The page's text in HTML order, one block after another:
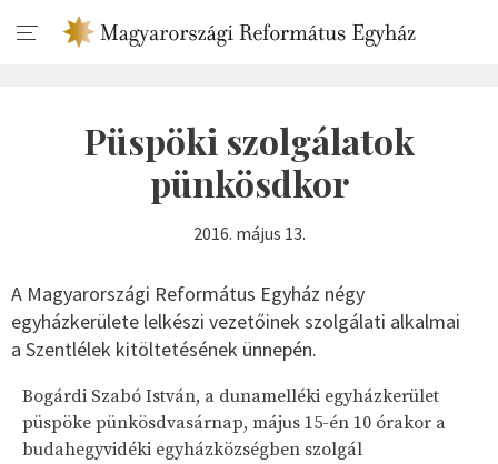
Püspöki szolgálatok
pünkösdkor
2016. május 13.
A Magyarországi Református Egyház négy
egyházkerülete lelkészi vezetőinek szolgálati alkalmai
a Szentlélek kitöltetésének ünnepén.
Bogárdi Szabó István, a dunamelléki egyházkerület
püspöke pünkösdvasárnap, május 15-én 10 órakor a
budahegyvidéki egyházközségben szolgál